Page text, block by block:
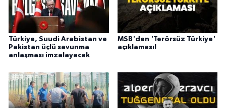
Türkiye, Suudi Arabistan ve
Pakistan üçlü savunma
anlaşması imzalayacak
MSB'den 'Terörsüz Türkiye'
açıklaması!